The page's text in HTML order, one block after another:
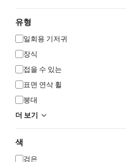
유형
일회용 기저귀
장식
접을 수 있는
표면 연삭 휠
붕대
더 보기
색
검은